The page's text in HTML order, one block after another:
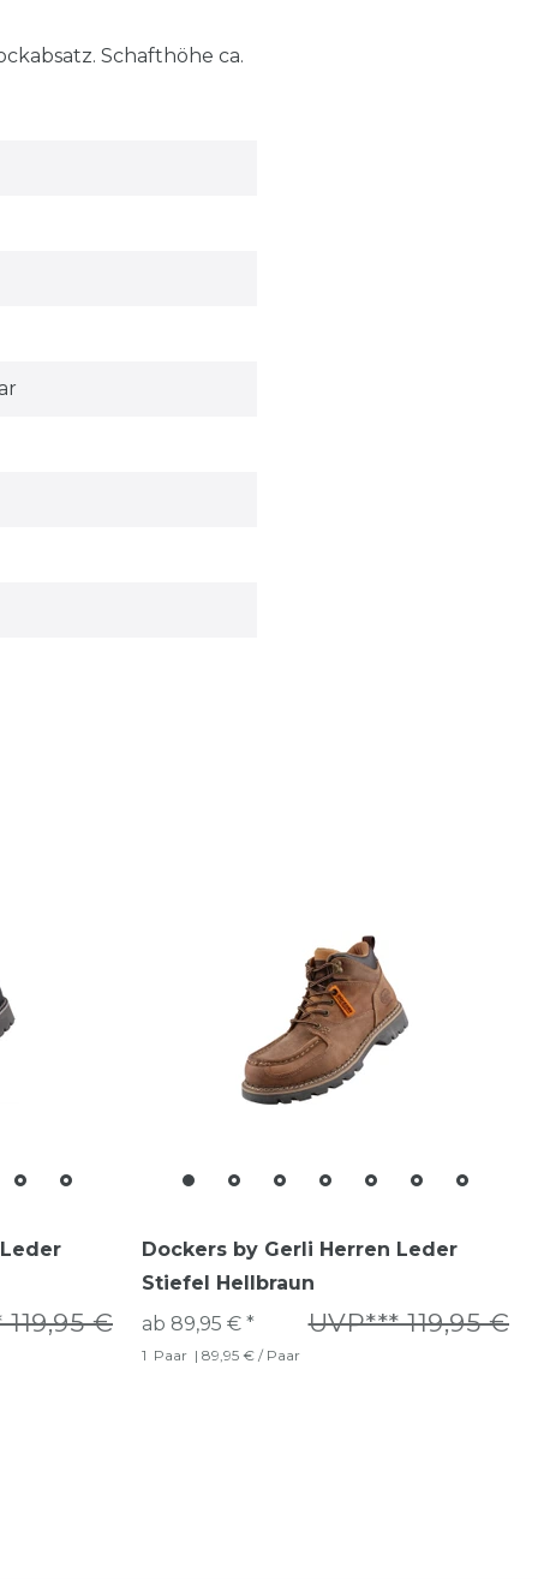
Schafthöhe ca.
€
Dockers by Gerli Herren Leder
Stiefel Hellbraun
UVP*** 119,95 €
ab 89,95 € *
1 Paar | 89,95 € / Paar